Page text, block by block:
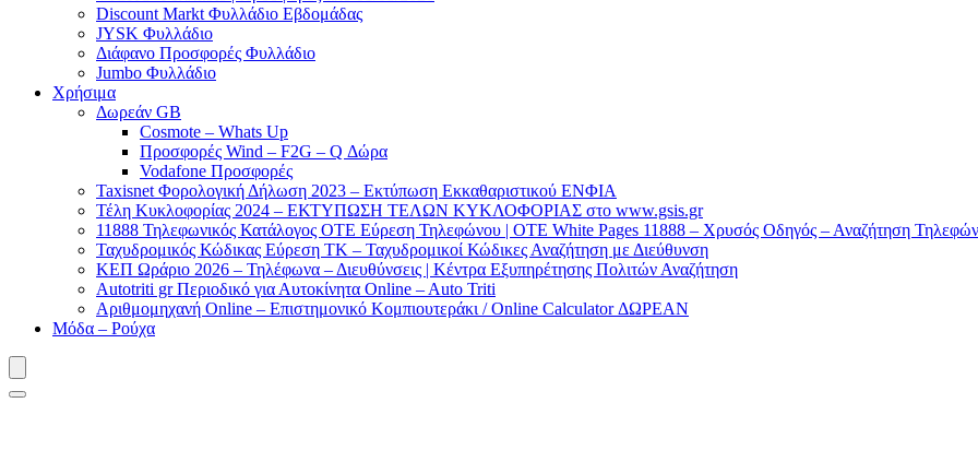
Discount Markt Φυλλάδιο Εβδομάδας
JYSK Φυλλάδιο
Διάφανο Προσφορές Φυλλάδιο
Jumbo Φυλλάδιο
Χρήσιμα
Δωρεάν GB
Cosmote – Whats Up
Προσφορές Wind – F2G – Q Δώρα
Vodafone Προσφορές
Taxisnet Φορολογική Δήλωση 2023 – Εκτύπωση Εκκαθαριστικού EΝΦΙΑ
Τέλη Kυκλοφορίας 2024 – ΕΚΤΥΠΩΣΗ ΤΕΛΩΝ ΚΥΚΛΟΦΟΡΙΑΣ στο www.gsis.gr
11888 Τηλεφωνικός Κατάλογος ΟΤΕ Εύρεση Τηλεφώνου | OTE White Pages 11888 – Χρυσός Οδηγός – Αναζήτηση
Ταχυδρομικός Κώδικας Εύρεση ΤΚ – Ταχυδρομικοί Κώδικες Αναζήτηση με Διεύθυνση
ΚΕΠ Ωράριο 2026 – Τηλέφωνα – Διευθύνσεις | Κέντρα Εξυπηρέτησης Πολιτών Αναζήτηση
Autotriti gr Περιοδικό για Αυτοκίνητα Online – Auto Triti
Αριθμομηχανή Online – Επιστημονικό Κομπιουτεράκι / Online Calculator ΔΩΡΕΑΝ
Μόδα – Ρούχα